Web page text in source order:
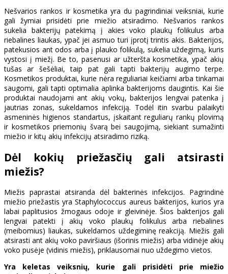
Nešvarios rankos ir kosmetika yra du pagrindiniai veiksniai, kurie
gali žymiai prisidėti prie miežio atsiradimo. Nešvarios rankos
sukelia bakterijų patekimą į akies voko plaukų folikulus arba
riebalines liaukas, ypač jei asmuo turi įprotį trintis akis. Bakterijos,
patekusios ant odos arba į plauko folikulą, sukelia uždegimą, kuris
vystosi į miežį. Be to, pasenusi ar užteršta kosmetika, ypač akių
tušas ar šešėliai, taip pat gali tapti bakterijų augimo terpe.
Kosmetikos produktai, kurie nėra reguliariai keičiami arba tinkamai
saugomi, gali tapti optimalia aplinka bakterijoms daugintis. Kai šie
produktai naudojami ant akių vokų, bakterijos lengvai patenka į
jautrias zonas, sukeldamos infekciją. Todėl itin svarbu palaikyti
asmeninės higienos standartus, įskaitant reguliarų rankų plovimą
ir kosmetikos priemonių švarą bei saugojimą, siekiant sumažinti
miežio ir kitų akių infekcijų atsiradimo riziką.
Dėl kokių priežasčių gali atsirasti
miežis?
Miežis paprastai atsiranda dėl bakterinės infekcijos. Pagrindinė
miežio priežastis yra Staphylococcus aureus bakterijos, kurios yra
labai paplitusios žmogaus odoje ir gleivinėje. Šios bakterijos gali
lengvai patekti į akių voko plaukų folikulus arba riebalines
(meibomius) liaukas, sukeldamos uždegiminę reakciją. Miežis gali
atsirasti ant akių voko paviršiaus (išorinis miežis) arba vidinėje akių
voko pusėje (vidinis miežis), priklausomai nuo uždegimo vietos.
Yra keletas veiksnių, kurie gali prisidėti prie miežio